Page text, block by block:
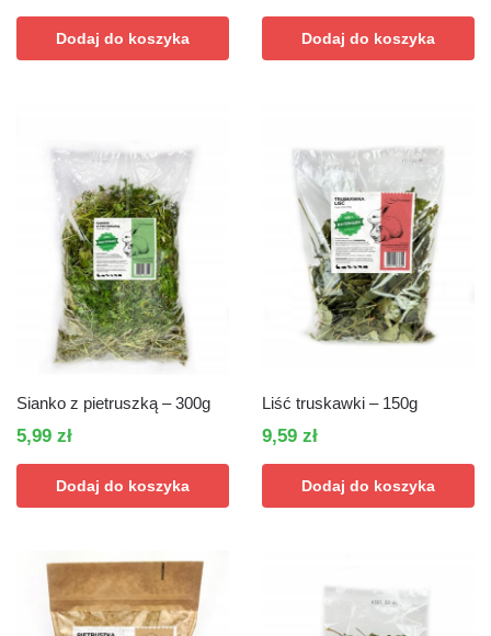
Dodaj do koszyka Dodaj do koszyka
Sianko z pietruszką – 300g
5,99 zł
Dodaj do koszyka
Liść truskawki – 150g
9,59 zł
Dodaj do koszyka